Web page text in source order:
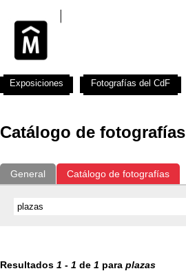
Catálogo de fotografías
General Catálogo de fotografías
Resultados 1 - 1 de 1 para plazas
Exposiciones Fotografías del CdF